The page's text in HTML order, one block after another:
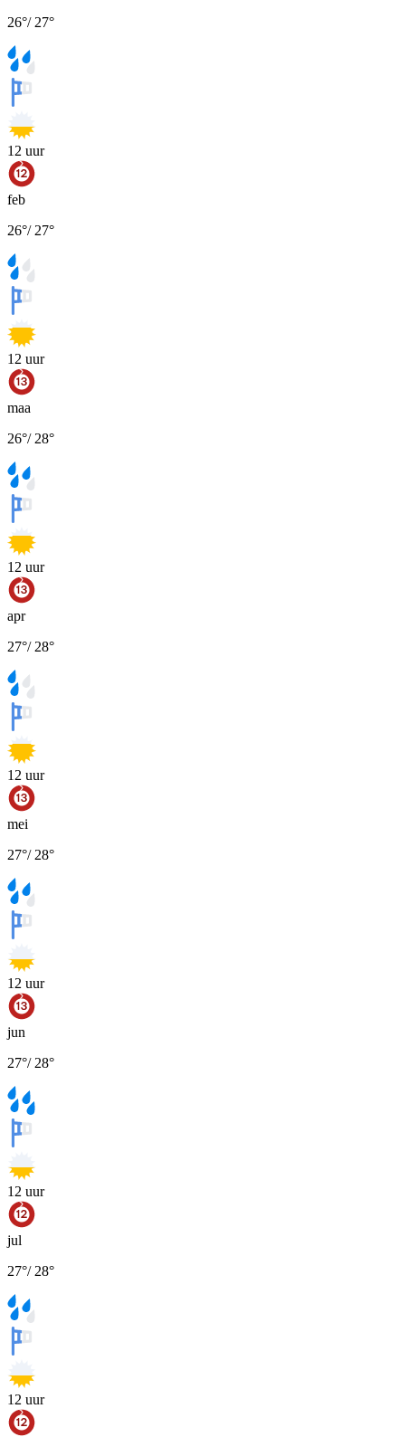
26°/ 27°
12 uur
feb
26°/ 27°
12 uur
maa
26°/ 28°
12 uur
apr
27°/ 28°
12 uur
mei
27°/ 28°
12 uur
jun
27°/ 28°
12 uur
jul
27°/ 28°
12 uur